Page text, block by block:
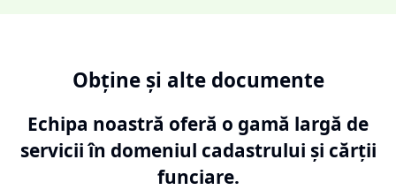
Obține și alte documente
Echipa noastră oferă o gamă largă de
servicii în domeniul cadastrului și cărții
funciare.